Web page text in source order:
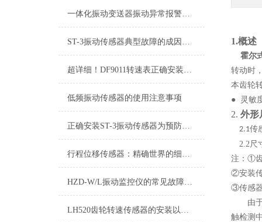
一体化振动变送器振动异常报警与预警设置技术指南
ST-3振动传感器典型故障的成因与对策分享
超详细！DF9011转速表正确安装步骤全指南
低频振动传感器的使用注意事项
正确安装ST-3振动传感器为预防故障提供有效支持
行程位移传感器：精确世界的细微触探者
HZD-W/L振动监控仪的常见故障相应解决方法
LH520齿轮转速传感器的安装以及问题解决方法
1.概述
霍尔
转动时
本齿轮
● 灵敏
2. 外形
2.1传
2.2尺
注： ①齿
②安装
③传感
由
触检测